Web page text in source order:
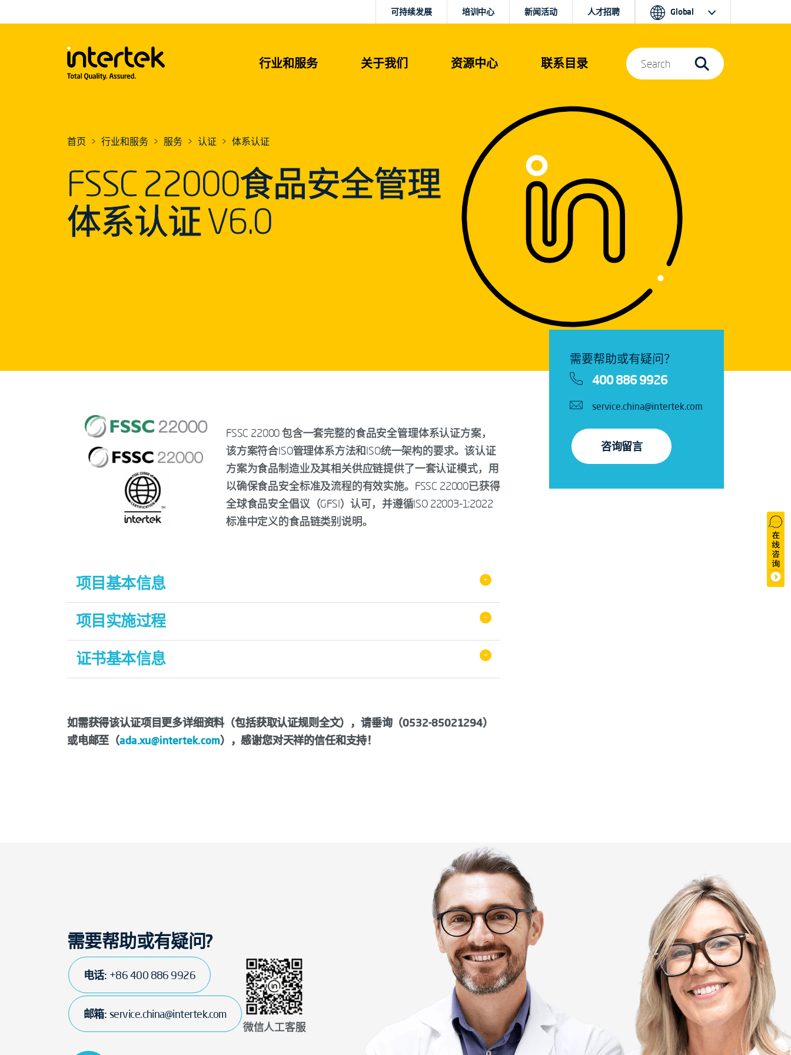
行业和服务 关于我们 资源中心 联系目录
可持续发展 培训中心 新闻活动 人才招聘 Global
Search
首页 行业和服务 服务 认证 体系认证
FSSC 22000食品安全管理
体系认证 V6.0
FSSC 22000 包含一套完整的食品安全管理体系认证方案，
该方案符合ISO管理体系方法和ISO统一架构的要求。该认证
方案为食品制造业及其相关供应链提供了一套认证模式，用
以确保食品安全标准及流程的有效实施。FSSC 22000已获得
全球食品安全倡议（GFSI）认可，并遵循ISO 22003-1:2022
标准中定义的食品链类别说明。
项目基本信息 +
认证规则名称/编号：
认证规则版本：01
认证规则发布单位：
适用范围：食品链上各组织（植物的处理、食品制造、餐饮、饲料、贮存运输、零售批发
项目实施过程 +
认证申请受理-认证合同签署-审核安排-现场审核-不符合项整改-审核报告提交-审核报告评
证书基本信息 +
如需获得该认证项目更多详细资料（包括获取认证规则全文），请垂询（0532-85021294）
或电邮至（ada.xu@intertek.com），感谢您对天祥的信任和支持！
需要帮助或有疑问？
400 886 9926
service.china@intertek.com
咨询留言
需要帮助或有疑问?
电话: +86 400 886 9926
邮箱: service.china@intertek.com
微信人工客服